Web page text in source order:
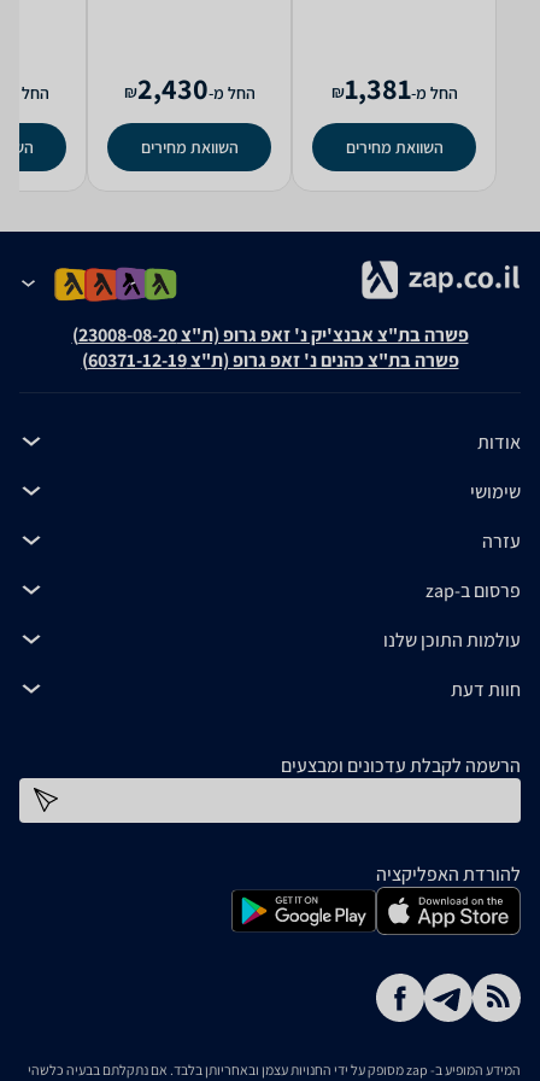
החל מ-1,381
₪
השוואת מחירים
החל מ-2,430
₪
השוואת מחירים
החל מ-
פשרה בת"צ אבנצ'יק נ' זאפ גרופ (ת"צ 23008-08-20)
פשרה בת"צ כהנים נ' זאפ גרופ (ת"צ 60371-12-19)
אודות
שימושי
עזרה
פרסום ב-zap
עולמות התוכן שלנו
חוות דעת
הרשמה לקבלת עדכונים ומבצעים
להורדת האפליקציה
המידע המופיע ב- zap מסופק על ידי החנויות עצמן ובאחריותן בלבד. אם נתקלתם בבעיה כלשהי